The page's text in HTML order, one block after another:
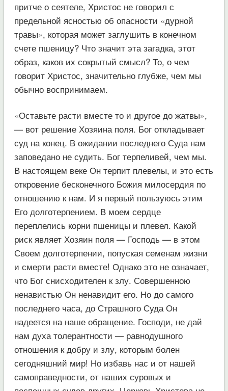
притче о сеятеле, Христос не говорил с
предельной ясностью об опасности «дурной
травы», которая может заглушить в конечном
счете пшеницу? Что значит эта загадка, этот
образ, каков их сокрытый смысл? То, о чем
говорит Христос, значительно глубже, чем мы
обычно воспринимаем.
«Оставьте расти вместе то и другое до жатвы»,
— вот решение Хозяина поля. Бог откладывает
суд на конец. В ожидании последнего Суда нам
заповедано не судить. Бог терпеливей, чем мы.
В настоящем веке Он терпит плевелы, и это есть
откровение бесконечного Божия милосердия по
отношению к нам. И я первый пользуюсь этим
Его долготерпением. В моем сердце
переплелись корни пшеницы и плевел. Какой
риск являет Хозяин поля — Господь — в этом
Своем долготерпении, попуская семенам жизни
и смерти расти вместе! Однако это не означает,
что Бог снисходителен к злу. Совершенною
ненавистью Он ненавидит его. Но до самого
последнего часа, до Страшного Суда Он
надеется на наше обращение. Господи, не дай
нам духа толерантности — равнодушного
отношения к добру и злу, которым болен
сегодняшний мир! Но избавь нас и от нашей
самоправедности, от наших суровых и